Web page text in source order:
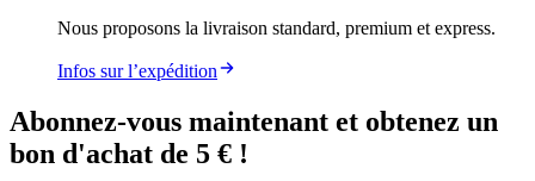
Nous proposons la livraison standard, premium et express.
Infos sur l’expédition
Abonnez-vous maintenant et obtenez un
bon d'achat de 5 € !